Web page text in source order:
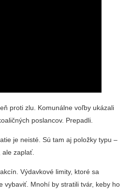
proti zlu. Komunálne voľby ukázali
poslancov. Prepadli.
je neisté. Sú tam aj položky typu –
zaplať.
Výdavkové limity, ktoré sa
vybaviť. Mnohí by stratili tvár, keby ho